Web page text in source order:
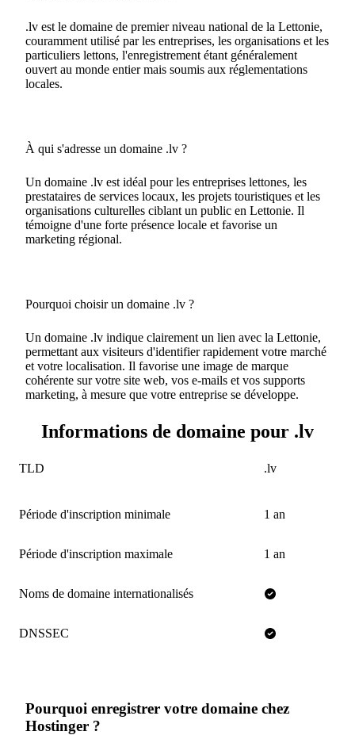
.lv est le domaine de premier niveau national de la Lettonie,
couramment utilisé par les entreprises, les organisations et les
particuliers lettons, l'enregistrement étant généralement
ouvert au monde entier mais soumis aux réglementations
locales.
À qui s'adresse un domaine .lv ?
Un domaine .lv est idéal pour les entreprises lettones, les
prestataires de services locaux, les projets touristiques et les
organisations culturelles ciblant un public en Lettonie. Il
témoigne d'une forte présence locale et favorise un
marketing régional.
Pourquoi choisir un domaine .lv ?
Un domaine .lv indique clairement un lien avec la Lettonie,
permettant aux visiteurs d'identifier rapidement votre marché
et votre localisation. Il favorise une image de marque
cohérente sur votre site web, vos e-mails et vos supports
marketing, à mesure que votre entreprise se développe.
Informations de domaine pour .lv
TLD .lv
Période d'inscription minimale 1 an
Période d'inscription maximale 1 an
Noms de domaine internationalisés
DNSSEC
Pourquoi enregistrer votre domaine chez
Hostinger ?